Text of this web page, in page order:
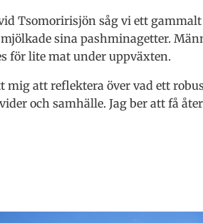
Tsomoririsjön såg vi ett
sina pashminagetter.
för lite mat under uppväxten.
mig att reflektera över vad ett
och samhälle. Jag ber att få